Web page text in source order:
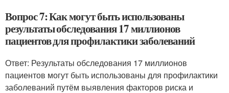
Вопрос 7: Как могут быть использованы
результаты обследования 17 миллионов
пациентов для профилактики заболеваний
Ответ: Результаты обследования 17 миллионов
пациентов могут быть использованы для профилактики
заболеваний путём выявления факторов риска и